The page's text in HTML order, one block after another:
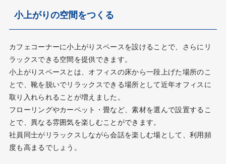
小上がりの空間をつくる
カフェコーナーに小上がりスペースを設けることで、さらにリ
ラックスできる空間を提供できます。
小上がりスペースとは、オフィスの床から一段上げた場所のこ
とで、靴を脱いでリラックスできる場所として近年オフィスに
取り入れられることが増えました。
フローリングやカーペット・畳など、素材を選んで設置するこ
とで、異なる雰囲気を楽しむことができます。
社員同士がリラックスしながら会話を楽しむ場として、利用頻
度も高まるでしょう。